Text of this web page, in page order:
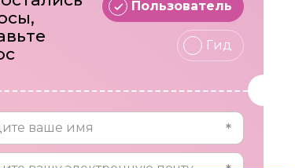
Пользователь
Гид